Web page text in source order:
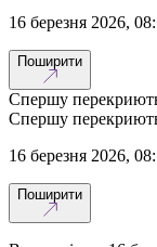
16 березня 2026,
Поширити
Спершу перекриють
Спершу перекриють
16 березня 2026,
Поширити